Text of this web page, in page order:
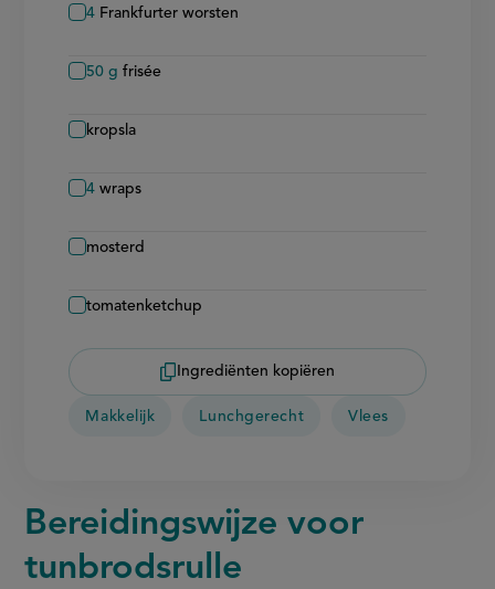
4 Frankfurter worsten
50 g frisée
kropsla
4 wraps
mosterd
tomatenketchup
Ingrediënten kopiëren
Makkelijk Lunchgerecht Vlees
Bereidingswijze voor
tunbrodsrulle